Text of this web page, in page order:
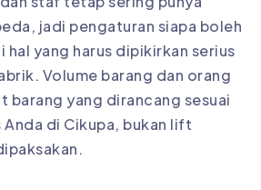
jadi pengaturan siapa boleh
hal yang harus dipikirkan serius
Volume barang dan orang
barang yang dirancang sesuai
di Cikupa, bukan lift